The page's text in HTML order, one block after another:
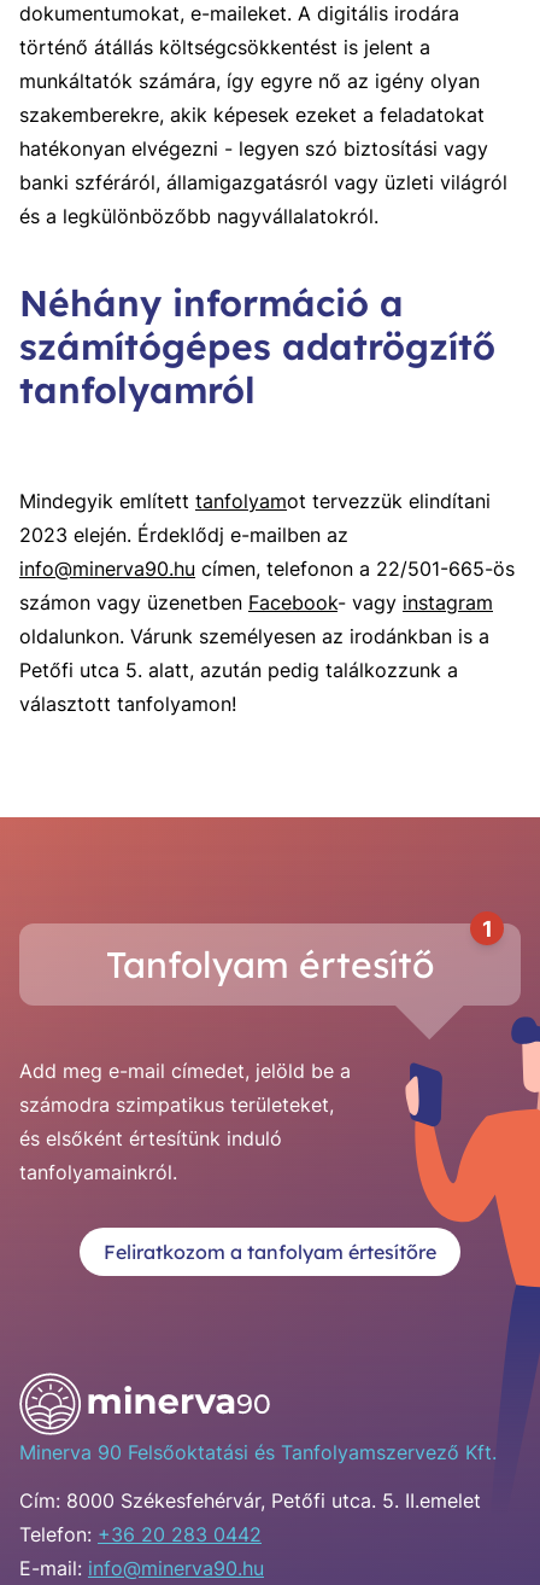
dokumentumokat, e-maileket. A digitális irodára
történő átállás költségcsökkentést is jelent a
munkáltatók számára, így egyre nő az igény olyan
szakemberekre, akik képesek ezeket a feladatokat
hatékonyan elvégezni - legyen szó biztosítási vagy
banki szféráról, államigazgatásról vagy üzleti világról
és a legkülönbözőbb nagyvállalatokról.
Néhány információ a
számítógépes adatrögzítő
tanfolyamról
Mindegyik említett tanfolyamot tervezzük elindítani
2023 elején. Érdeklődj e-mailben az
info@minerva90.hu címen, telefonon a 22/501-665-ös
számon vagy üzenetben Facebook- vagy instagram
oldalunkon. Várunk személyesen az irodánkban is a
Petőfi utca 5. alatt, azután pedig találkozzunk a
választott tanfolyamon!
Tanfolyam értesítő
1
Add meg e-mail címedet, jelöld be a
számodra szimpatikus területeket,
és elsőként értesítünk induló
tanfolyamainkról.
Feliratkozom a tanfolyam értesítőre
Minerva 90 Felsőoktatási és Tanfolyamszervező Kft.
Cím: 8000 Székesfehérvár, Petőfi utca. 5. II.emelet
Telefon: +36 20 283 0442
E-mail: info@minerva90.hu